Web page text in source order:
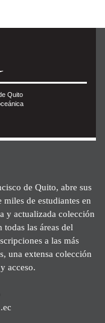
Quito
de Quito, abre sus
de estudiantes en
y actualizada colección
las áreas del
a las más
una extensa colección
acceso.